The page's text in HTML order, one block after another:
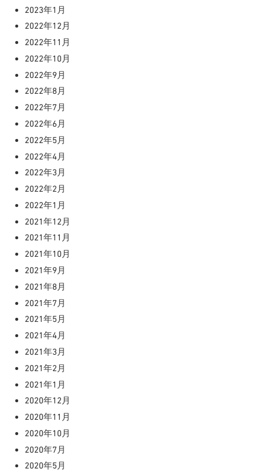
2023年1月
2022年12月
2022年11月
2022年10月
2022年9月
2022年8月
2022年7月
2022年6月
2022年5月
2022年4月
2022年3月
2022年2月
2022年1月
2021年12月
2021年11月
2021年10月
2021年9月
2021年8月
2021年7月
2021年5月
2021年4月
2021年3月
2021年2月
2021年1月
2020年12月
2020年11月
2020年10月
2020年7月
2020年5月